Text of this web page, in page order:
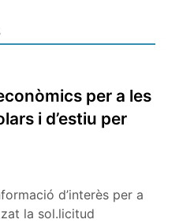
per a les
i d’estiu per
d’interès per a
la sol.licitud